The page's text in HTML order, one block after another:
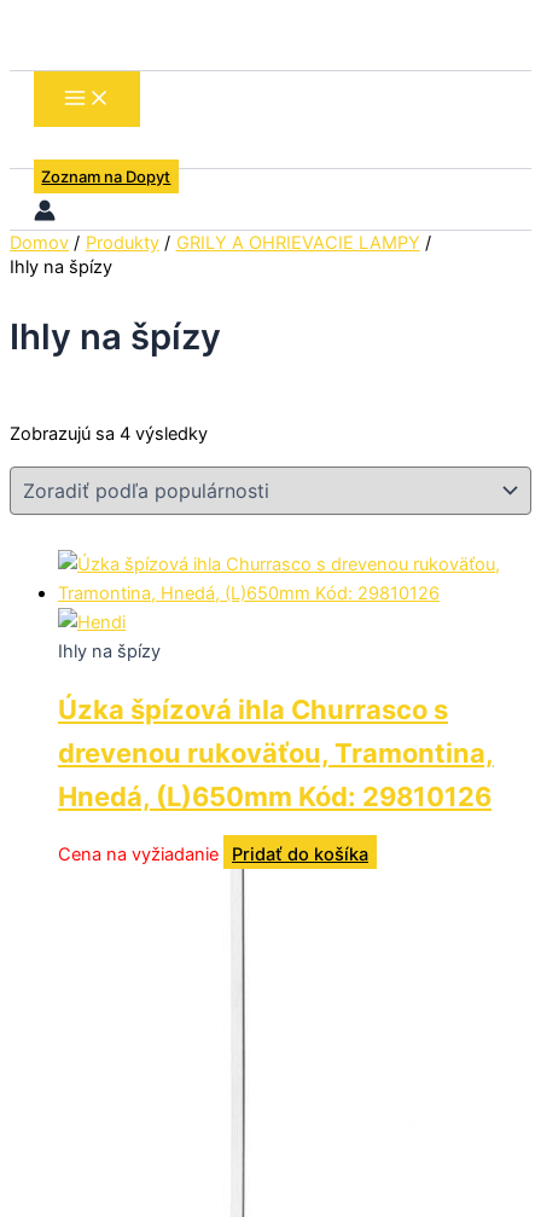
obsah
Zoznam na Dopyt
Domov Produkty
GRILY A OHRIEVACIE LAMPY
Ihly na špízy
Ihly na špízy
Zobrazujú sa 4 výsledky
popularity
Ihly na špízy
Úzka špízová ihla Churrasco s
drevenou rukoväťou, Tramontina,
Hnedá, (L)650mm Kód: 29810126
Cena na vyžiadanie Pridať do košíka